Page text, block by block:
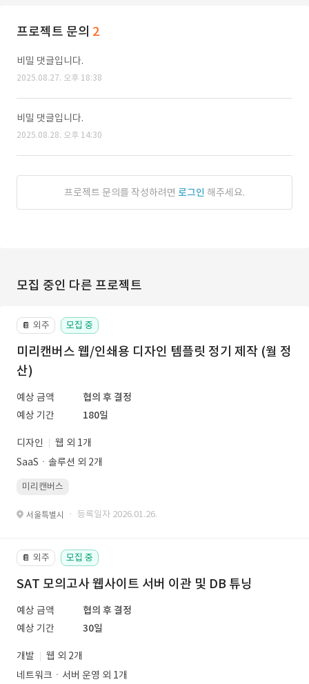
프로젝트 문의 2
비밀 댓글입니다.
2025.08.27. 오후 18:38
비밀 댓글입니다.
2025.08.28. 오후 14:30
프로젝트 문의를 작성하려면 로그인 해주세요.
모집 중인 다른 프로젝트
📔 외주 모집 중
미리캔버스 웹/인쇄용 디자인 템플릿 정기 제작 (월 정
산)
예상 금액
협의 후 결정
예상 기간
180일
디자인
웹 외 1개
SaaSㆍ솔루션 외 2개
미리캔버스
서울특별시 · 등록일자 2026.01.26.
📔 외주 모집 중
SAT 모의고사 웹사이트 서버 이관 및 DB 튜닝
예상 금액
협의 후 결정
예상 기간
30일
개발
웹 외 2개
네트워크ㆍ서버 운영 외 1개